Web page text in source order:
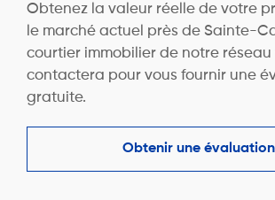
Obtenez la valeur réelle de votre
le marché actuel près de Sainte-
courtier immobilier de notre réseau
contactera pour vous fournir une
gratuite.
Obtenir une évaluation